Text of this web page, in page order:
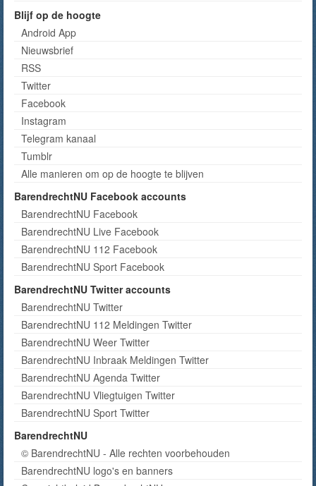
Blijf op de hoogte
Android App
Nieuwsbrief
RSS
Twitter
Facebook
Instagram
Telegram kanaal
Tumblr
Alle manieren om op de hoogte te blijven
BarendrechtNU Facebook accounts
BarendrechtNU Facebook
BarendrechtNU Live Facebook
BarendrechtNU 112 Facebook
BarendrechtNU Sport Facebook
BarendrechtNU Twitter accounts
BarendrechtNU Twitter
BarendrechtNU 112 Meldingen Twitter
BarendrechtNU Weer Twitter
BarendrechtNU Inbraak Meldingen Twitter
BarendrechtNU Agenda Twitter
BarendrechtNU Vliegtuigen Twitter
BarendrechtNU Sport Twitter
BarendrechtNU
© BarendrechtNU - Alle rechten voorbehouden
BarendrechtNU logo's en banners